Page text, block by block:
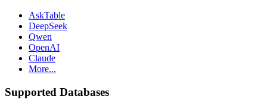
AskTable
DeepSeek
Qwen
OpenAI
Claude
More...
Supported Databases